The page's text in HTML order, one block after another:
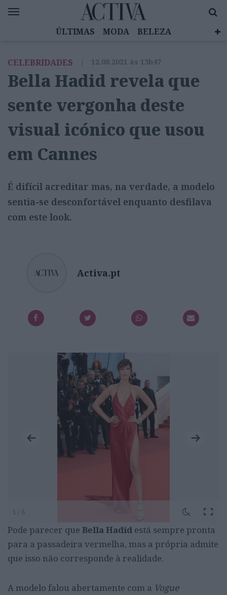
ÚLTIMAS MODA
BELEZA
EMOÇÕES
MULHERES INSPIRADORAS
DIZ QUEM SABE
ACTIVA BRAND STUDIO
CELEBRIDADES | 12.08.2021 às 13h47
Bella Hadid revela que
sente vergonha deste
visual icónico que usou
em Cannes
É difícil acreditar mas, na verdade, a modelo
sentia-se desconfortável enquanto desfilava
com este look.
Activa.pt
1 / 8
Pode parecer que Bella Hadid está sempre pronta
para a passadeira vermelha, mas a própria admite
que isso não corresponde à realidade.
A modelo falou abertamente com a Vogue